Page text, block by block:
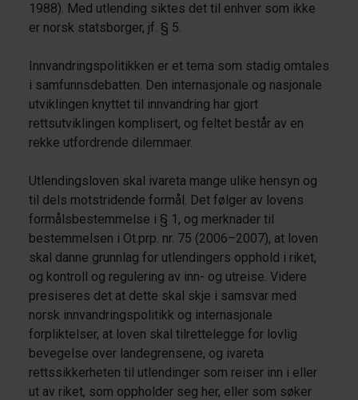
1988). Med utlending siktes det til enhver som ikke
er norsk statsborger, jf. § 5.
Innvandringspolitikken er et tema som stadig omtales
i samfunnsdebatten. Den internasjonale og nasjonale
utviklingen knyttet til innvandring har gjort
rettsutviklingen komplisert, og feltet består av en
rekke utfordrende dilemmaer.
Utlendingsloven skal ivareta mange ulike hensyn og
til dels motstridende formål. Det følger av lovens
formålsbestemmelse i § 1, og merknader til
bestemmelsen i Ot.prp. nr. 75 (2006–2007), at loven
skal danne grunnlag for utlendingers opphold i riket,
og kontroll og regulering av inn- og utreise. Videre
presiseres det at dette skal skje i samsvar med
norsk innvandringspolitikk og internasjonale
forpliktelser, at loven skal tilrettelegge for lovlig
bevegelse over landegrensene, og ivareta
rettssikkerheten til utlendinger som reiser inn i eller
ut av riket, som oppholder seg her, eller som søker